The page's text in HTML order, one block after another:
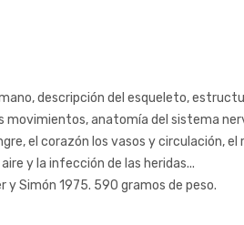
descripción del esqueleto,
movimientos, anatomía del sistema
el corazón los vasos y circulación, el
y la infección de las heridas...
y Simón 1975. 590 gramos de peso.